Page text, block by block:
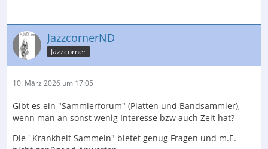
JazzcornerND
Jazzcorner
10. März 2026 um 17:05
Gibt es ein "Sammlerforum" (Platten und Bandsammler),
wenn man an sonst wenig Interesse bzw auch Zeit hat?
Die ' Krankheit Sammeln" bietet genug Fragen und m.E.